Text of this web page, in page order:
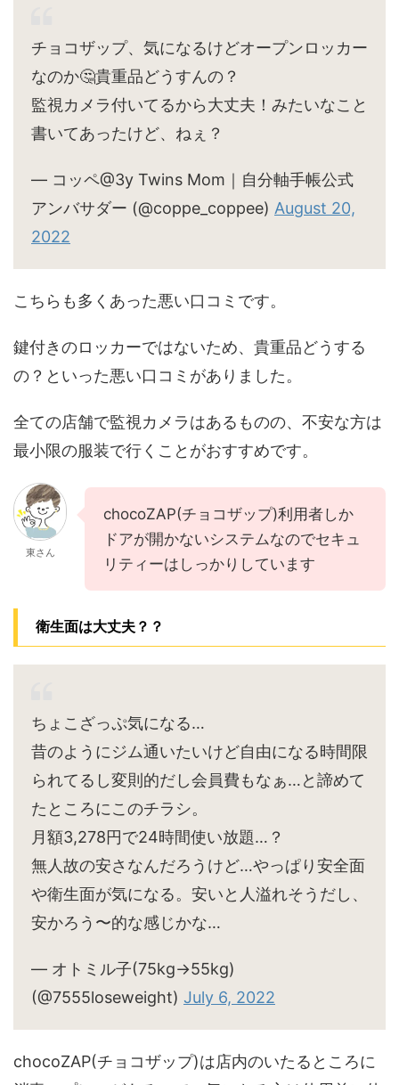
チョコザップ、気になるけどオープンロッカー
なのか🤔貴重品どうすんの？
監視カメラ付いてるから大丈夫！みたいなこと
書いてあったけど、ねぇ？
— コッペ@3y Twins Mom｜自分軸手帳公式
アンバサダー (@coppe_coppee) August 20,
2022
こちらも多くあった悪い口コミです。
鍵付きのロッカーではないため、貴重品どうする
の？といった悪い口コミがありました。
全ての店舗で監視カメラはあるものの、不安な方は
最小限の服装で行くことがおすすめです。
東さん
chocoZAP(チョコザップ)利用者しか
ドアが開かないシステムなのでセキュ
リティーはしっかりしています
衛生面は大丈夫？？
ちょこざっぷ気になる…
昔のようにジム通いたいけど自由になる時間限
られてるし変則的だし会員費もなぁ…と諦めて
たところにこのチラシ。
月額3,278円で24時間使い放題…？
無人故の安さなんだろうけど…やっぱり安全面
や衛生面が気になる。安いと人溢れそうだし、
安かろう〜的な感じかな…
— オトミル子(75kg→55kg)
(@7555loseweight) July 6, 2022
chocoZAP(チョコザップ)は店内のいたるところに